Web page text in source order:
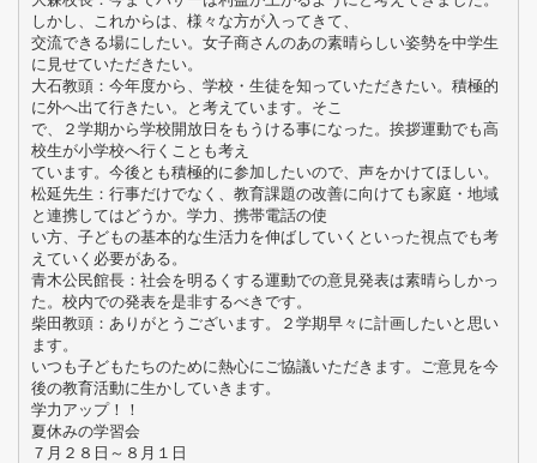
しかし、これからは、様々な方が入ってきて、
交流できる場にしたい。女子商さんのあの素晴らしい姿勢を中学生
に見せていただきたい。
大石教頭：今年度から、学校・生徒を知っていただきたい。積極的
に外へ出て行きたい。と考えています。そこ
で、２学期から学校開放日をもうける事になった。挨拶運動でも高
校生が小学校へ行くことも考え
ています。今後とも積極的に参加したいので、声をかけてほしい。
松延先生：行事だけでなく、教育課題の改善に向けても家庭・地域
と連携してはどうか。学力、携帯電話の使
い方、子どもの基本的な生活力を伸ばしていくといった視点でも考
えていく必要がある。
青木公民館長：社会を明るくする運動での意見発表は素晴らしかっ
た。校内での発表を是非するべきです。
柴田教頭：ありがとうございます。２学期早々に計画したいと思い
ます。
いつも子どもたちのために熱心にご協議いただきます。ご意見を今
後の教育活動に生かしていきます。
学力アップ！！
夏休みの学習会
７月２８日～８月１日